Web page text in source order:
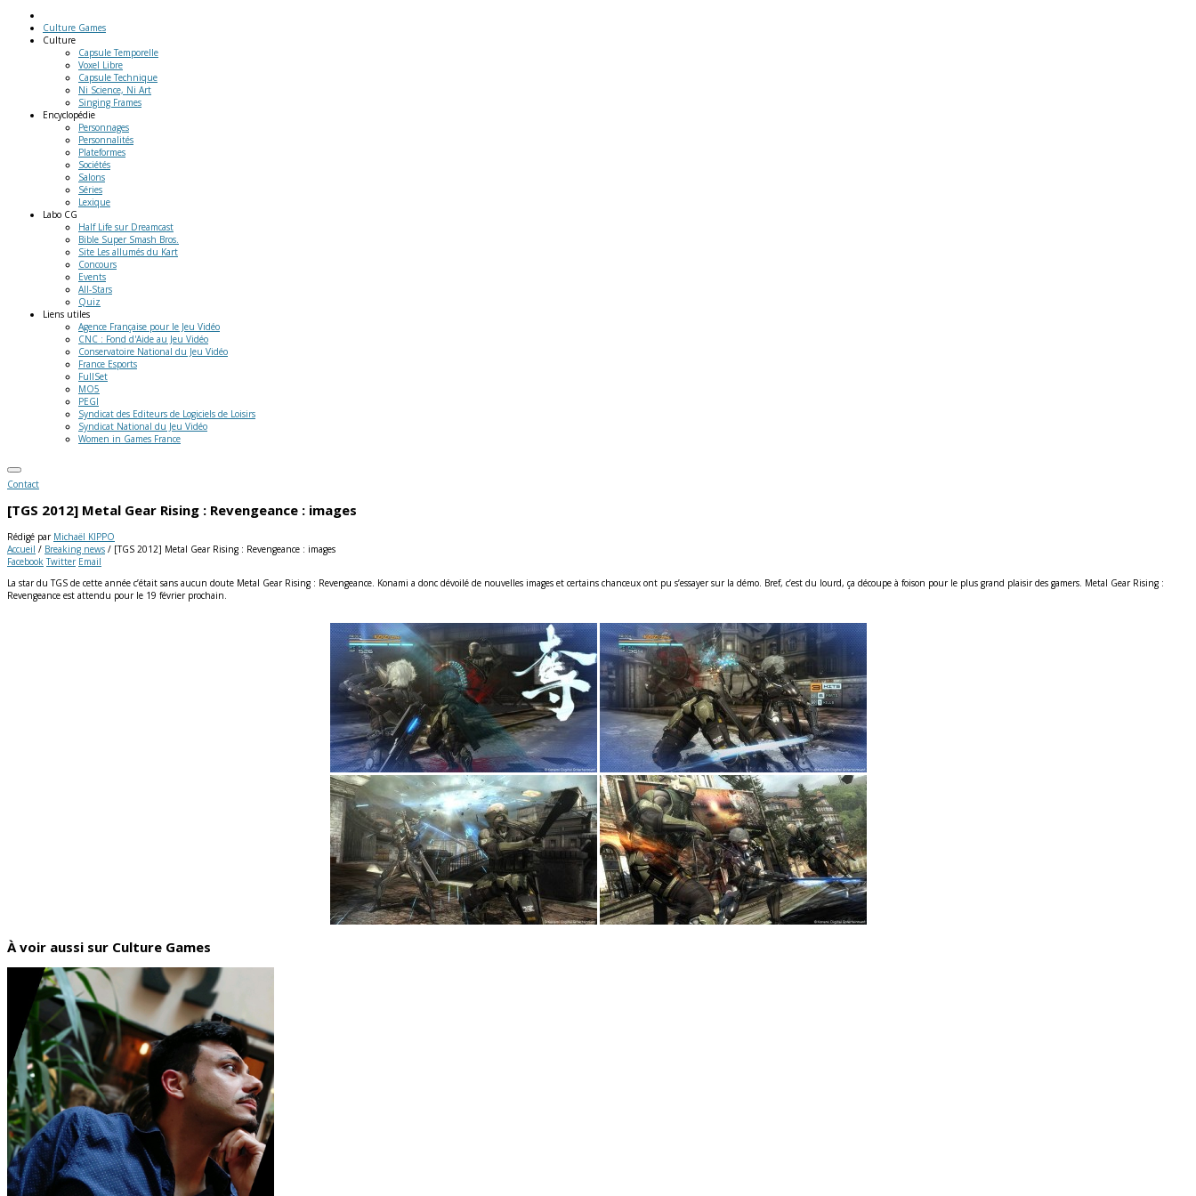
Culture Games
Culture
Capsule Temporelle
Voxel Libre
Capsule Technique
Ni Science, Ni Art
Singing Frames
Encyclopédie
Personnages
Personnalités
Plateformes
Sociétés
Salons
Séries
Lexique
Labo CG
Half Life sur Dreamcast
Bible Super Smash Bros.
Site Les allumés du Kart
Concours
Events
All-Stars
Quiz
Liens utiles
Agence Française pour le Jeu Vidéo
CNC : Fond d'Aide au Jeu Vidéo
Conservatoire National du Jeu Vidéo
France Esports
FullSet
MO5
PEGI
Syndicat des Editeurs de Logiciels de Loisirs
Syndicat National du Jeu Vidéo
Women in Games France
Contact
[TGS 2012] Metal Gear Rising : Revengeance : images
Rédigé par Michaël KIPPO
Accueil / Breaking news / [TGS 2012] Metal Gear Rising : Revengeance : images
Facebook Twitter Email
La star du TGS de cette année c’était sans aucun doute Metal Gear Rising : Revengeance. Konami a donc dévoilé de nouvelles images et certains chanceux ont pu s’essayer sur la démo. Bref, c’est du lourd, ça découpe à foison pour le plus grand plaisir des gamers. Metal Gear Rising :
Revengeance est attendu pour le 19 février prochain.
À voir aussi sur Culture Games